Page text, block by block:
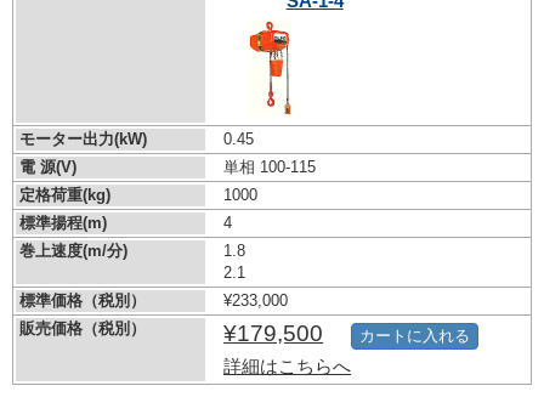
モーター出力(kW)
0.45
電 源(V)
単相 100-115
定格荷重(kg)
1000
標準揚程(m)
4
巻上速度(m/分)
1.8
2.1
標準価格（税別）
¥233,000
販売価格（税別）
¥179,500
詳細はこちらへ
カートに入れる